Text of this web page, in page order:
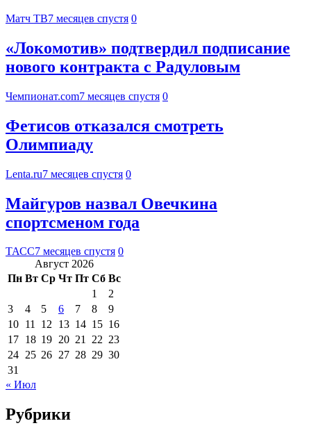
Матч ТВ7 месяцев спустя 0
«Локомотив» подтвердил подписание
нового контракта с Радуловым
Чемпионат.com7 месяцев спустя 0
Фетисов отказался смотреть
Олимпиаду
Lenta.ru7 месяцев спустя 0
Майгуров назвал Овечкина
спортсменом года
ТАСС7 месяцев спустя 0
Август 2026
Пн Вт Ср Чт Пт Сб Вс
1
2
3
4 5 6 7 8
9
10 11 12 13 14 15 16
17 18 19 20 21 22 23
24 25 26 27 28 29 30
31
« Июл
Рубрики